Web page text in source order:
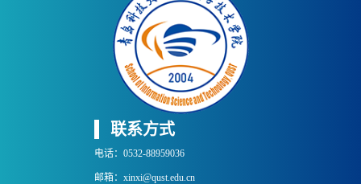
联系方式
电话：0532-88959036
邮箱：xinxi@qust.edu.cn